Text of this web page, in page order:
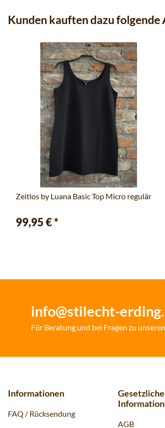
Kunden kauften dazu folgende
Zeitlos by Luana Basic Top Micro regulär
99,95 €*
info@stilecht-
Für Beratung und bei Fragen zu
Informationen
FAQ / Rücksendung
Gesetzliche
AGB